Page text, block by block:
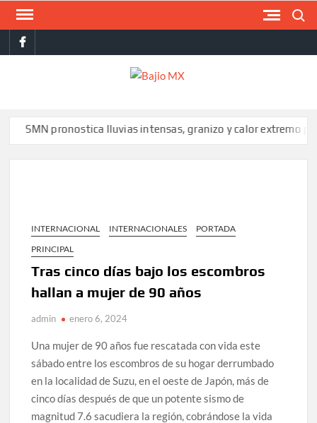
Saltar
contenidofacebook
pronostica lluvias intensas, granizo y calor extremo para este
INTERNACIONAL INTERNACIONALES
PORTADA
PRINCIPAL
Tras cinco días bajo los escombros
hallan a mujer de 90 años
admin enero 6, 2024
Una mujer de 90 años fue rescatada con vida este
sábado entre los escombros de su hogar derrumbado
en la localidad de Suzu, en el oeste de Japón, más de
cinco días después de que un potente sismo de
magnitud 7.6 sacudiera la región, cobrándose la vida